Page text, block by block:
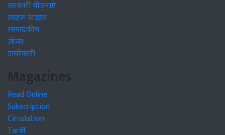
सरकारी योजनाएं
लाइफ स्टाइल
सम्पादकीय
जॉब्स
डायरेक्टरी
Magazines
Read Online
Subscription
Circulation
Tariff